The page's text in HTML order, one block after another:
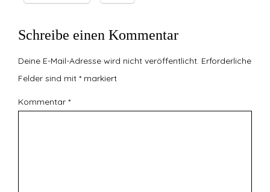
Schreibe einen Kommentar
Deine E-Mail-Adresse wird nicht veröffentlicht. Erforderliche
Felder sind mit * markiert
Kommentar *